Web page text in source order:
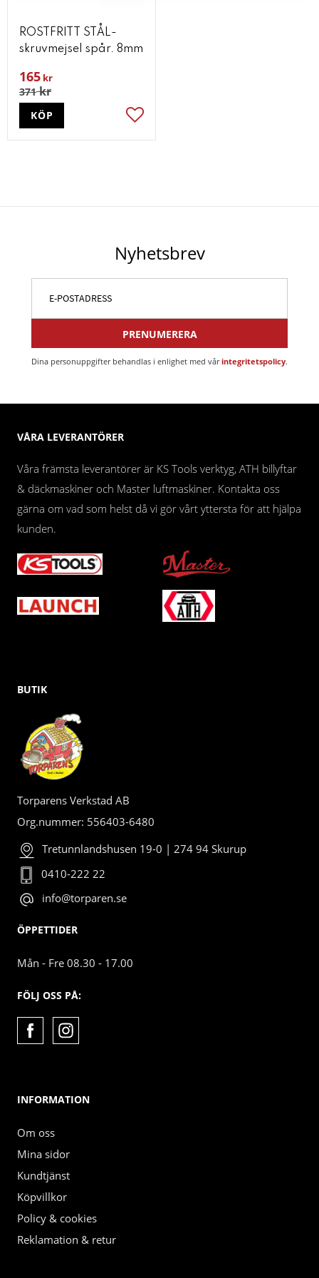
ROSTFRITT STÅL-
skruvmejsel spår. 8mm
165 kr
371kr
Lägg till i favoriter
KÖP
Nyhetsbrev
PRENUMERERA
Dina personuppgifter behandlas i enlighet med vårintegritetspolicy.
VÅRA LEVERANTÖRER
Våra främsta leverantörer är KS Tools verktyg, ATH billyftar
& däckmaskiner och Master luftmaskiner. Kontakta oss
gärna om vad som helst då vi gör vårt yttersta för att hjälpa
kunden.
BUTIK
Torparens Verkstad AB
Org.nummer: 556403-6480
Tretunnlandshusen 19-0 | 274 94 Skurup
0410-222 22
info@torparen.se
ÖPPETTIDER
Mån - Fre 08.30 - 17.00
FÖLJ OSS PÅ:
INFORMATION
Om oss
Mina sidor
Kundtjänst
Köpvillkor
Policy & cookies
Reklamation & retur